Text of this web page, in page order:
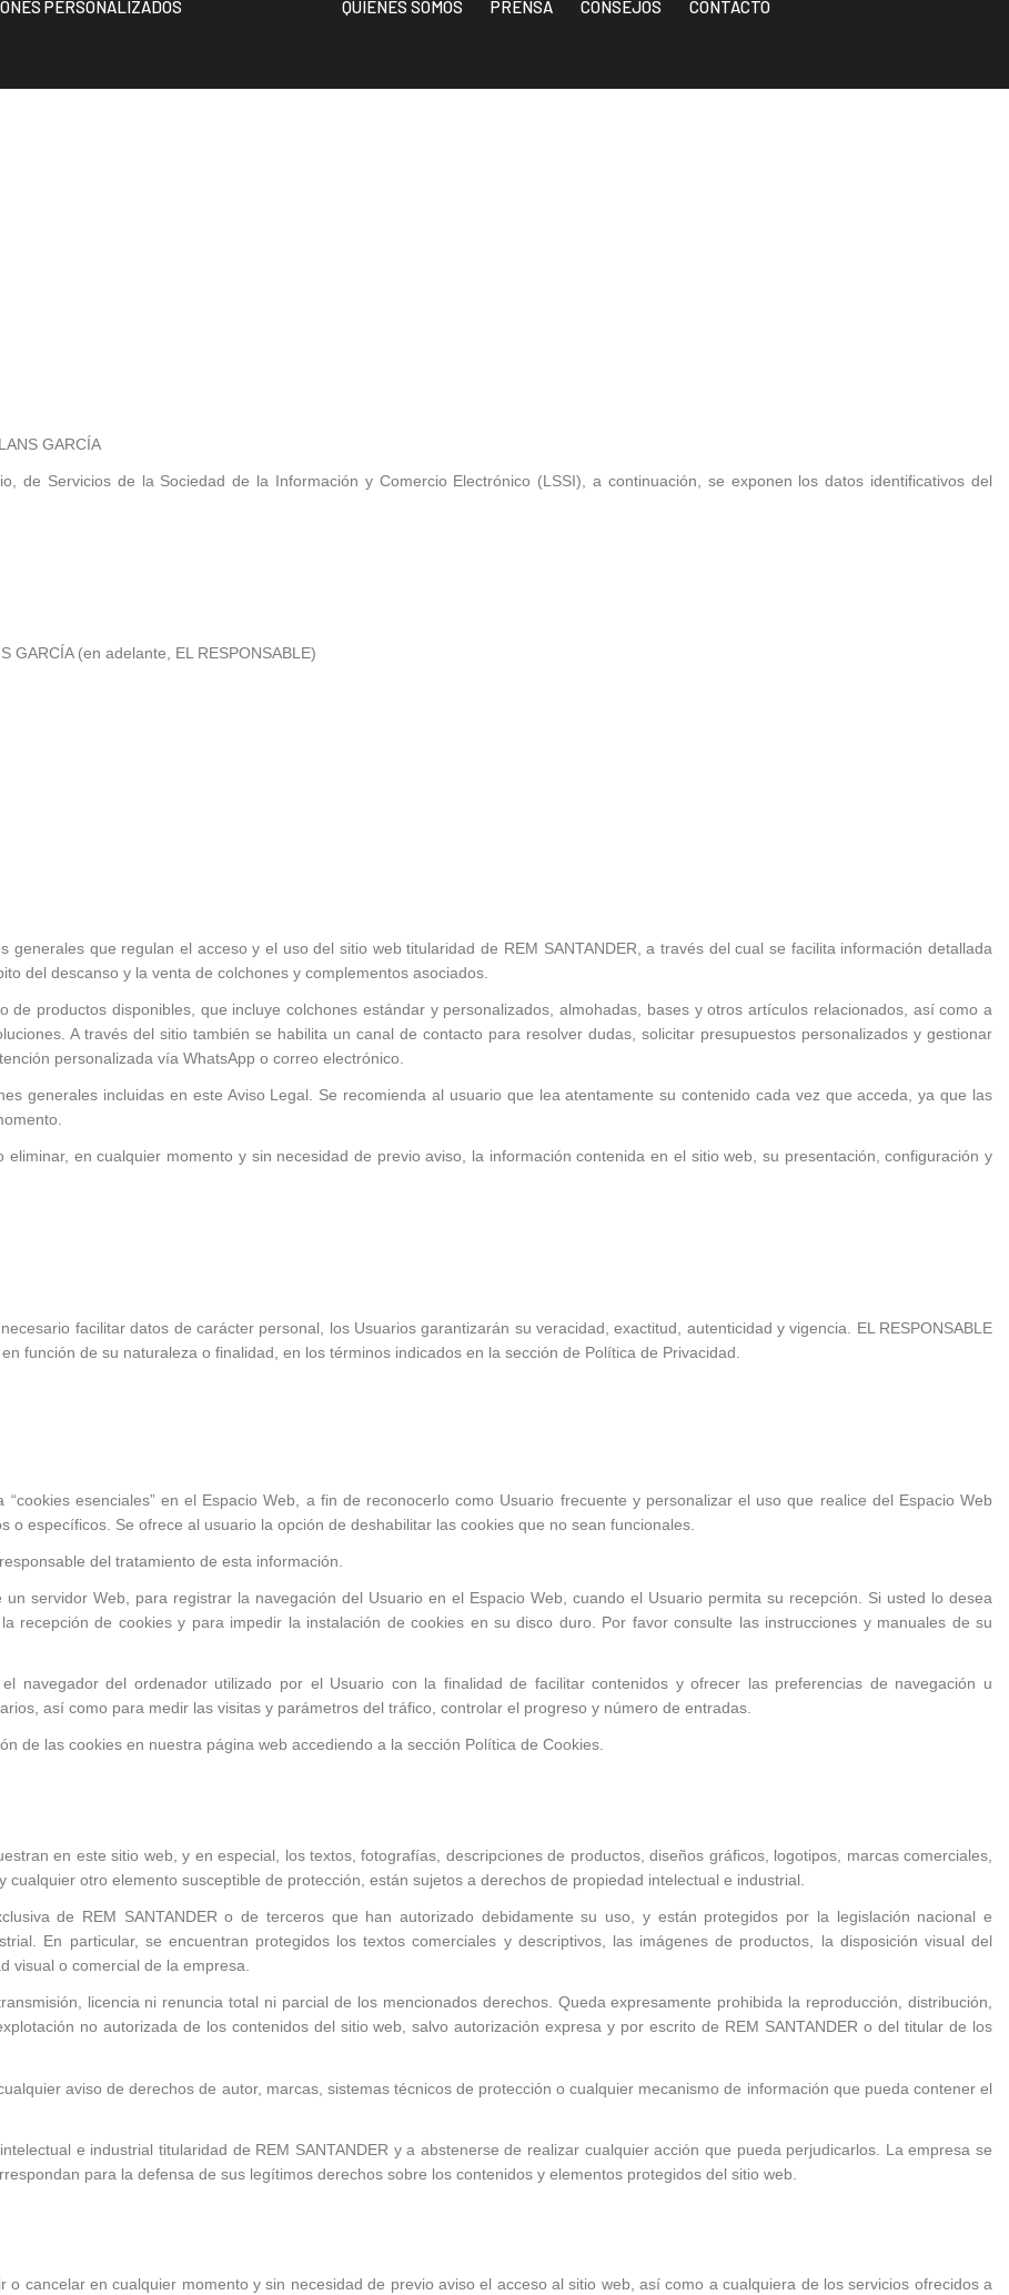
PERSONALIZADOS QUIÉNES SOMOS PRENSA CONSEJOS CONTACTO
GARCÍA
de Servicios de la Sociedad de la Información y Comercio Electrónico (LSSI), a continuación, se exponen los datos identificativos del
GARCÍA (en adelante, EL RESPONSABLE)
generales que regulan el acceso y el uso del sitio web titularidad de REM SANTANDER, a través del cual se facilita información detallada
del descanso y la venta de colchones y complementos asociados.
productos disponibles, que incluye colchones estándar y personalizados, almohadas, bases y otros artículos relacionados, así como a
A través del sitio también se habilita un canal de contacto para resolver dudas, solicitar presupuestos personalizados y gestionar
personalizada vía WhatsApp o correo electrónico.
generales incluidas en este Aviso Legal. Se recomienda al usuario que lea atentamente su contenido cada vez que acceda, ya que las
eliminar, en cualquier momento y sin necesidad de previo aviso, la información contenida en el sitio web, su presentación, configuración y
facilitar datos de carácter personal, los Usuarios garantizarán su veracidad, exactitud, autenticidad y vigencia. EL RESPONSABLE
función de su naturaleza o finalidad, en los términos indicados en la sección de Política de Privacidad.
esenciales” en el Espacio Web, a fin de reconocerlo como Usuario frecuente y personalizar el uso que realice del Espacio Web
específicos. Se ofrece al usuario la opción de deshabilitar las cookies que no sean funcionales.
del tratamiento de esta información.
servidor Web, para registrar la navegación del Usuario en el Espacio Web, cuando el Usuario permita su recepción. Si usted lo desea
recepción de cookies y para impedir la instalación de cookies en su disco duro. Por favor consulte las instrucciones y manuales de su
navegador del ordenador utilizado por el Usuario con la finalidad de facilitar contenidos y ofrecer las preferencias de navegación u
así como para medir las visitas y parámetros del tráfico, controlar el progreso y número de entradas.
de las cookies en nuestra página web accediendo a la sección Política de Cookies.
en este sitio web, y en especial, los textos, fotografías, descripciones de productos, diseños gráficos, logotipos, marcas comerciales,
otro elemento susceptible de protección, están sujetos a derechos de propiedad intelectual e industrial.
de REM SANTANDER o de terceros que han autorizado debidamente su uso, y están protegidos por la legislación nacional e
En particular, se encuentran protegidos los textos comerciales y descriptivos, las imágenes de productos, la disposición visual del
visual o comercial de la empresa.
licencia ni renuncia total ni parcial de los mencionados derechos. Queda expresamente prohibida la reproducción, distribución,
no autorizada de los contenidos del sitio web, salvo autorización expresa y por escrito de REM SANTANDER o del titular de los
aviso de derechos de autor, marcas, sistemas técnicos de protección o cualquier mecanismo de información que pueda contener el
e industrial titularidad de REM SANTANDER y a abstenerse de realizar cualquier acción que pueda perjudicarlos. La empresa se
para la defensa de sus legítimos derechos sobre los contenidos y elementos protegidos del sitio web.
o cancelar en cualquier momento y sin necesidad de previo aviso el acceso al sitio web, así como a cualquiera de los servicios ofrecidos a